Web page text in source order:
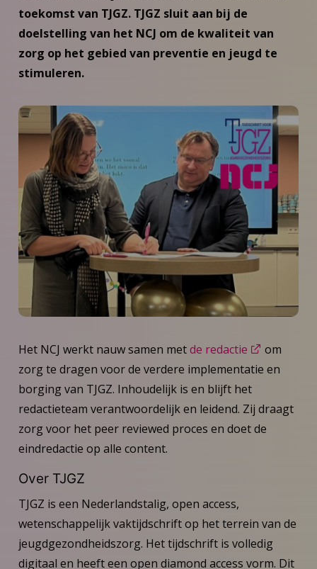
toekomst van TJGZ. TJGZ sluit aan bij de
doelstelling van het NCJ om de kwaliteit van
zorg op het gebied van preventie en jeugd te
stimuleren.
Het NCJ werkt nauw samen metde redactie
om
zorg te dragen voor de verdere implementatie en
borging van TJGZ. Inhoudelijk is en blijft het
redactieteam verantwoordelijk en leidend. Zij draagt
zorg voor het peer reviewed proces en doet de
eindredactie op alle content.
Over TJGZ
TJGZ is een Nederlandstalig, open access,
wetenschappelijk vaktijdschrift op het terrein van de
jeugdgezondheidszorg. Het tijdschrift is volledig
digitaal en heeft een open diamond access vorm. Dit